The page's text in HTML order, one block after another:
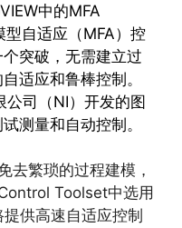
中的MFA
自适应（MFA）控
突破，无需建立过
适应和鲁棒控制。
公司（NI）开发的图
测量和自动控制。
去繁琐的过程建模，
Toolset中选用
供高速自适应控制